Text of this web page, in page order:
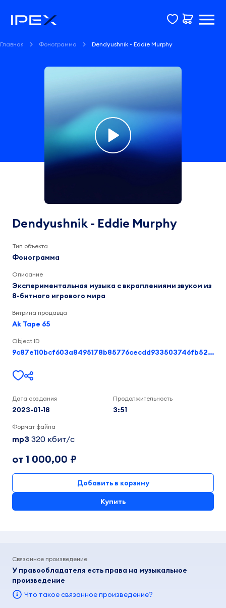
Главная Фонограмма Dendyushnik - Eddie Murphy
Murphy
Dendyushnik - Eddie Murphy
Тип объекта
Фонограмма
Описание
Экспериментальная музыка с вкраплениями звуком из
8-битного игрового мира
Витрина продавца
Ak Tape 65
Object ID
9c87e110bcf603a8495178b85776cecdd933503746fb52a14e20bc475c88af88
Дата создания
2023-01-18
Продолжительность
3:51
Формат файла
mp3 320 кбит/c
от 1 000,00 ₽
Добавить в корзину
Купить
Связанное произведение
У правообладателя есть права на музыкальное
произведение
Что такое связанное произведение?